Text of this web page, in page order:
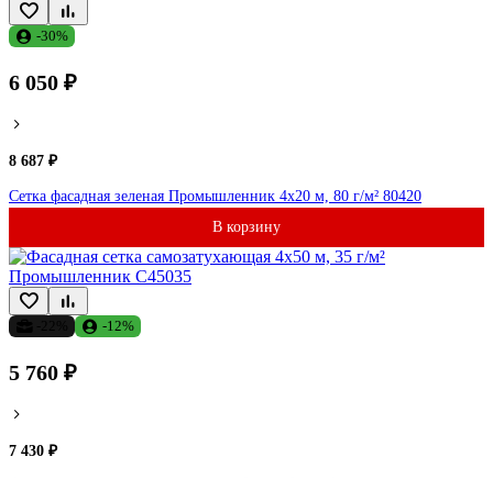
-30%
6 050 ₽
8 687 ₽
Сетка фасадная зеленая Промышленник 4x20 м, 80 г/м² 80420
В корзину
-12%
5 760 ₽
7 430 ₽